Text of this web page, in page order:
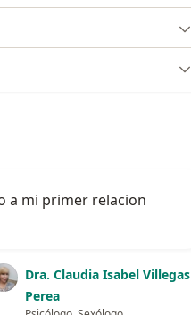
a mi primer relacion
Dra. Claudia Isabel Villegas
Perea